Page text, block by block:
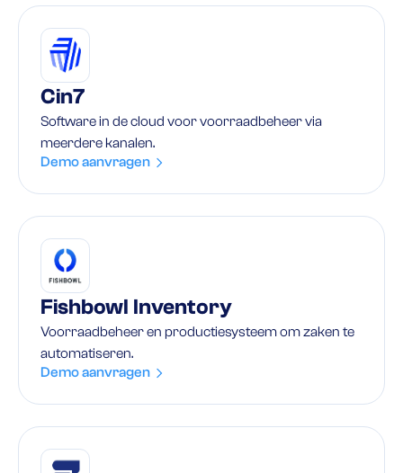
Cin7
Software in de cloud voor voorraadbeheer via
meerdere kanalen.
Demo aanvragen
Fishbowl Inventory
Voorraadbeheer en productiesysteem om zaken te
automatiseren.
Demo aanvragen